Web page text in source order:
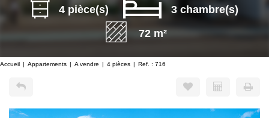
4 pièce(s)
3 chambre(s)
72 m²
Accueil Appartements A vendre 4 pièces Ref. : 716